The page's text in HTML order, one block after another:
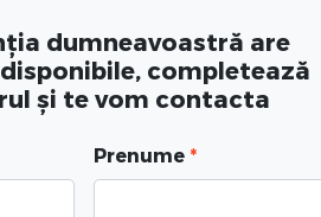
dumneavoastră are
completează
și te vom contacta
Prenume *